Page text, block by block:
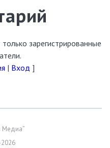
зарегистрированные
| Вход ]